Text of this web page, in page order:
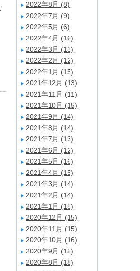
2022年8月 (8)
2022年7月 (9)
2022年5月 (6)
2022年4月 (16)
2022年3月 (13)
2022年2月 (12)
2022年1月 (15)
2021年12月 (13)
2021年11月 (11)
2021年10月 (15)
2021年9月 (14)
2021年8月 (14)
2021年7月 (13)
2021年6月 (12)
2021年5月 (16)
2021年4月 (15)
2021年3月 (14)
2021年2月 (14)
2021年1月 (15)
2020年12月 (15)
2020年11月 (15)
2020年10月 (16)
2020年9月 (15)
2020年8月 (18)